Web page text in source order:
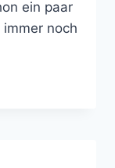
ein paar
noch